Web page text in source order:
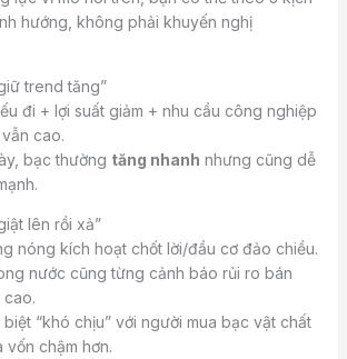
hướng, không phải khuyến nghị
trend tăng”
đi + lợi suất giảm + nhu cầu công nghiệp
cao.
bạc thường tăng nhanh nhưng cũng dễ
lên rồi xả”
nóng kích hoạt chốt lời/đầu cơ đảo chiều.
nước cũng từng cảnh báo rủi ro bán
“khó chịu” với người mua bạc vật chất
chậm hơn.